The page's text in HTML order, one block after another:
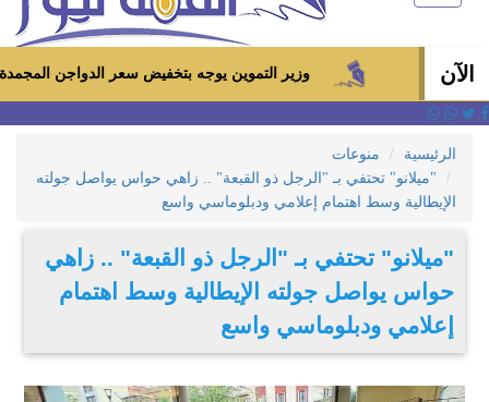
navigation
الآن وزير التموين يوجه بتخفيض سعر الدواجن المجمدة إلى 100 جنيه للكيلو بالمجمعات الاستهلاكية ومعارض «أهلاً رمضان»
الرئيسية
منوعات
"ميلانو" تحتفي بـ "الرجل ذو القبعة" .. زاهي حواس يواصل جولته
الإيطالية وسط اهتمام إعلامي ودبلوماسي واسع
"ميلانو" تحتفي بـ "الرجل ذو القبعة" .. زاهي
حواس يواصل جولته الإيطالية وسط اهتمام
إعلامي ودبلوماسي واسع